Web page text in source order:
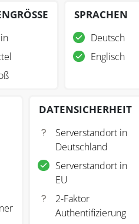
SPRACHEN
Deutsch
Englisch
DATENSICHERHEIT
Serverstandort in
Deutschland
Serverstandort in
EU
2-Faktor
Authentifizierung